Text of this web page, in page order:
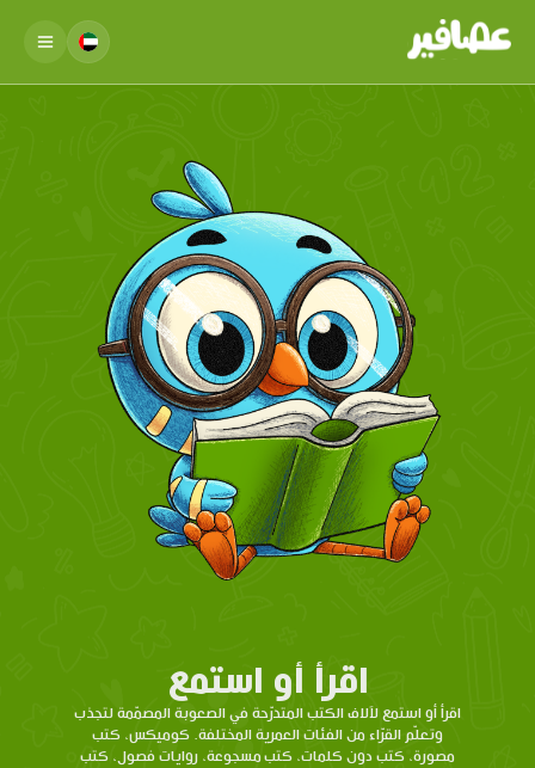
اقرأ أو استمع
اقرأ أو استمع لآلاف الكتب المتدرّحة في الصعوبة المصمّمة لتجذب
وتعلّم القرّاء من الفئات العمرية المختلفة. كوميكس، كتب
مصورة، كتب دون كلمات، كتب مسجوعة، روايات فصول، كتب